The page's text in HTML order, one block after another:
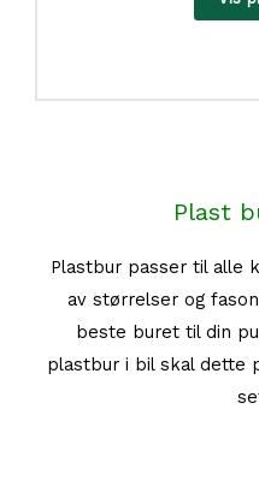
Plast
Plastbur passer til alle
av størrelser og
beste buret til din
plastbur i bil skal dette